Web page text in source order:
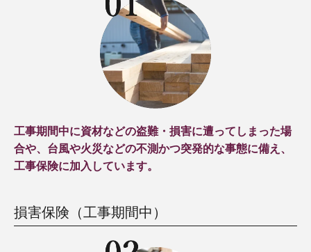
工事期間中に資材などの盗難・損害に遭ってしまった場
合や、台風や火災などの不測かつ突発的な事態に備え、
工事保険に加入しています。
損害保険（工事期間中）